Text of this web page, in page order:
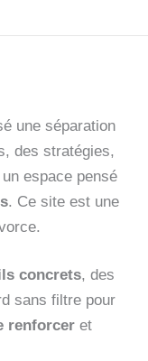
une séparation
des stratégies,
espace pensé
. Ce site est une
concrets, des
sans filtre pour
renforcer et